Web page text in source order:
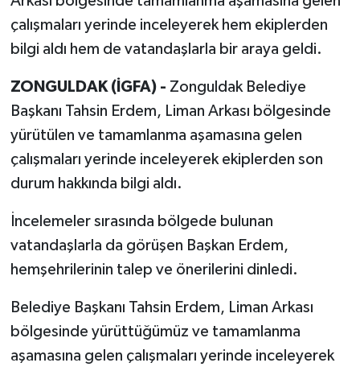
çalışmaları yerinde inceleyerek hem ekiplerden
bilgi aldı hem de vatandaşlarla bir araya geldi.
ZONGULDAK (İGFA) - Zonguldak Belediye
Başkanı Tahsin Erdem, Liman Arkası bölgesinde
yürütülen ve tamamlanma aşamasına gelen
çalışmaları yerinde inceleyerek ekiplerden son
durum hakkında bilgi aldı.
İncelemeler sırasında bölgede bulunan
vatandaşlarla da görüşen Başkan Erdem,
hemşehrilerinin talep ve önerilerini dinledi.
Belediye Başkanı Tahsin Erdem, Liman Arkası
bölgesinde yürüttüğümüz ve tamamlanma
aşamasına gelen çalışmaları yerinde inceleyerek